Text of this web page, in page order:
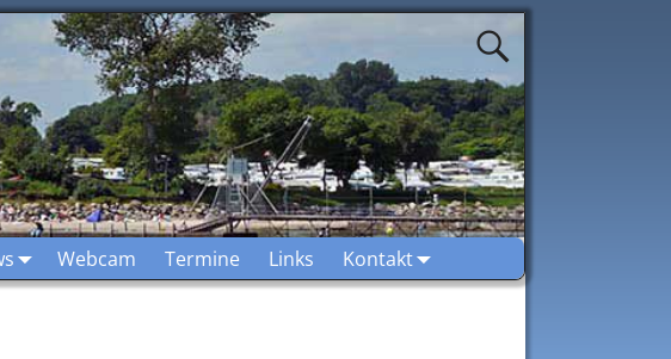
Webcam Termine Links Kontakt